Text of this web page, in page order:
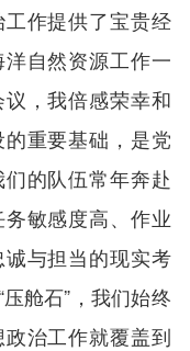
作提供了宝贵经
自然资源工作一
，我倍感荣幸和
重要基础，是党
的队伍常年奔赴
敏感度高、作业
与担当的现实考
舱石”，我们始终
治工作就覆盖到